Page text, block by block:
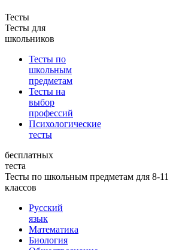
Тесты
Тесты для
школьников
Тесты по
школьным
предметам
Тесты на
выбор
профессий
Психологические
тесты
бесплатных
теста
Тесты по школьным предметам для 8-11
классов
Русский
язык
Математика
Биология